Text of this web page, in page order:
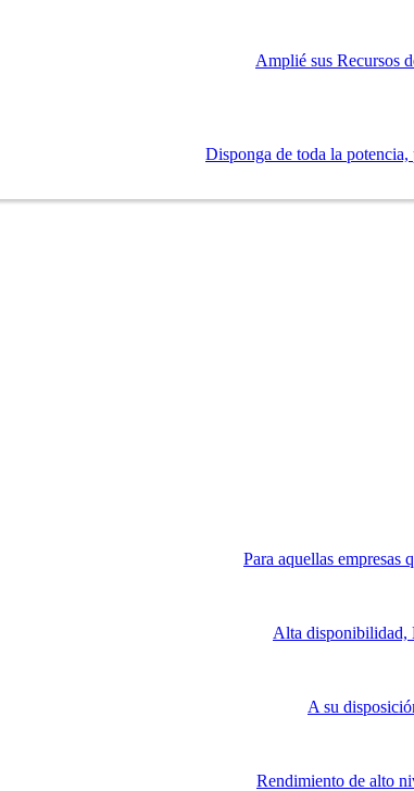
Amplié sus Recursos
Disponga de toda la
Para aquellas empresas
Alta disponibilidad,
A su
Rendimiento de alto